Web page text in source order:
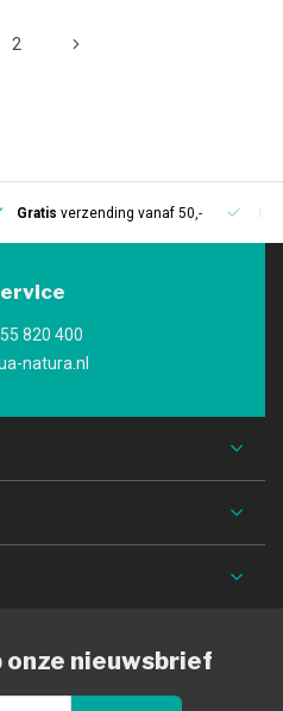
2
Gratis verzending vanaf 50,-
820 400
natura.nl
onze nieuwsbrief